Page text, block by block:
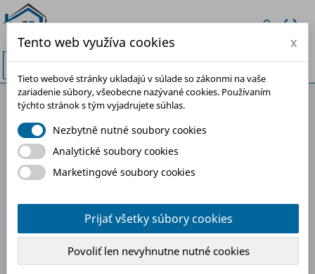
 
Tento web využíva cookies x
Tieto webové stránky ukladajú v súlade so zákonmi na vaše
zariadenie súbory, všeobecne nazývané cookies. Používaním
týchto stránok s tým vyjadrujete súhlas.
Nezbytně nutné soubory cookies
Analytické soubory cookies
Marketingové soubory cookies
Prijať všetky súbory cookies
Povoliť len nevyhnutne nutné cookies